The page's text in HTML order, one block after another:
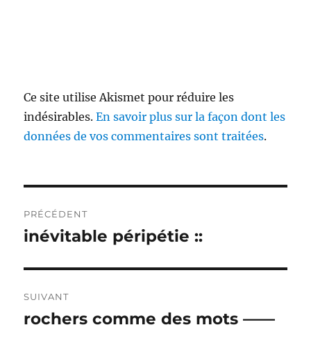
Ce site utilise Akismet pour réduire les
indésirables.En savoir plus sur la façon dont les
données de vos commentaires sont traitées.
de
PRÉCÉDENT
Publication
inévitable péripétie ::
SUIVANT
Publication
rochers comme des mots ——